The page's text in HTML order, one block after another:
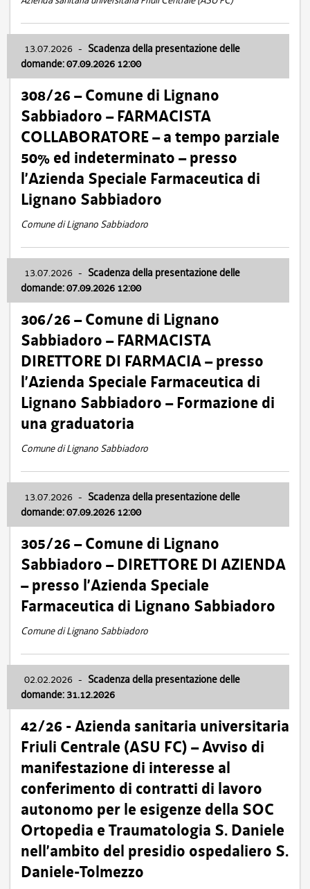
13.07.2026 - Scadenza della presentazione delle
domande: 07.09.2026 12:00
308/26 – Comune di Lignano
Sabbiadoro – FARMACISTA
COLLABORATORE – a tempo parziale
50% ed indeterminato – presso
l’Azienda Speciale Farmaceutica di
Lignano Sabbiadoro
Comune di Lignano Sabbiadoro
13.07.2026 - Scadenza della presentazione delle
domande: 07.09.2026 12:00
306/26 – Comune di Lignano
Sabbiadoro – FARMACISTA
DIRETTORE DI FARMACIA – presso
l’Azienda Speciale Farmaceutica di
Lignano Sabbiadoro – Formazione di
una graduatoria
Comune di Lignano Sabbiadoro
13.07.2026 - Scadenza della presentazione delle
domande: 07.09.2026 12:00
305/26 – Comune di Lignano
Sabbiadoro – DIRETTORE DI AZIENDA
– presso l’Azienda Speciale
Farmaceutica di Lignano Sabbiadoro
Comune di Lignano Sabbiadoro
02.02.2026 - Scadenza della presentazione delle
domande: 31.12.2026
42/26 - Azienda sanitaria universitaria
Friuli Centrale (ASU FC) – Avviso di
manifestazione di interesse al
conferimento di contratti di lavoro
autonomo per le esigenze della SOC
Ortopedia e Traumatologia S. Daniele
nell’ambito del presidio ospedaliero S.
Daniele-Tolmezzo